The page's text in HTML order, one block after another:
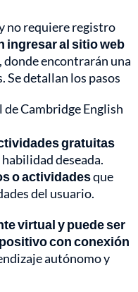
no requiere registro
ingresar al sitio web
, donde encontrarán una
Se detallan los pasos
Cambridge English
gratuitas
deseada.
o actividadesque
del usuario.
virtual y puede ser
con conexión
autónomo y